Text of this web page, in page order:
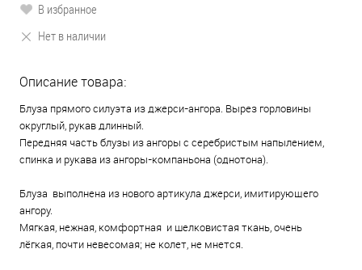
В избранное
Нет в наличии
Описание товара:
Блуза прямого силуэта из джерси-ангора. Вырез горловины
округлый, рукав длинный.
Передняя часть блузы из ангоры с серебристым напылением,
спинка и рукава из ангоры-компаньона (однотона).
Блуза выполнена из нового артикула джерси, имитирующего
ангору.
Мягкая, нежная, комфортная и шелковистая ткань, очень
лёгкая, почти невесомая; не колет, не мнется.